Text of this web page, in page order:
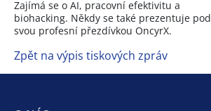
Zajímá se o AI, pracovní efektivitu a
biohacking. Někdy se také prezentuje pod
svou profesní přezdívkou OncyrX.
Zpět na výpis tiskových zpráv